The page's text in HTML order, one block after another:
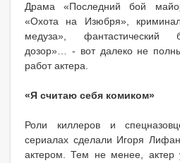
Драма «Последний бой
«Охота на Изюбря»,
медуза», фантастический
дозор»… - вот далеко не
работ актера.
«Я считаю себя комиком»
Роли киллеров и
сериалах сделали Игоря
актером. Тем не менее, актер